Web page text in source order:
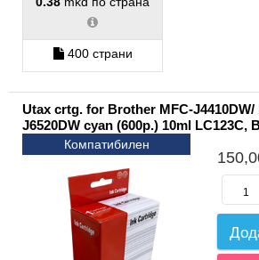
400 страни
Utax crtg. for Brother MFC-J4410DW/
J6520DW cyan (600p.) 10ml LC123C,
Компатибилен